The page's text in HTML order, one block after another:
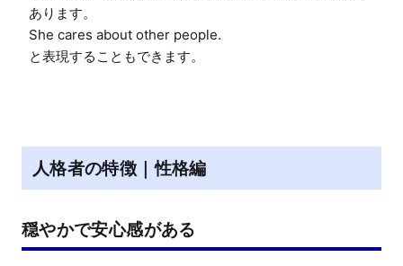
あります。
She cares about other people.
人格者の特徴｜性格編
穏やかで安心感がある